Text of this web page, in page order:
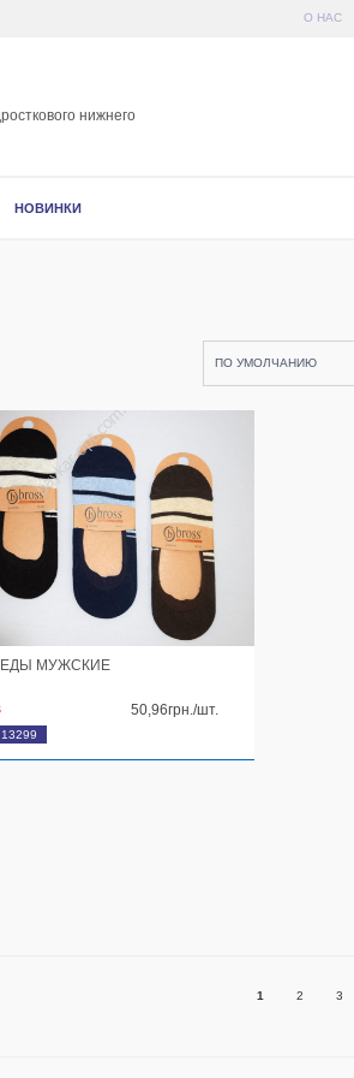
О НАС
нижнего
НОВИНКИ
ПО УМОЛЧАНИЮ
МУЖСКИЕ
50,96грн./шт.
1 2 3